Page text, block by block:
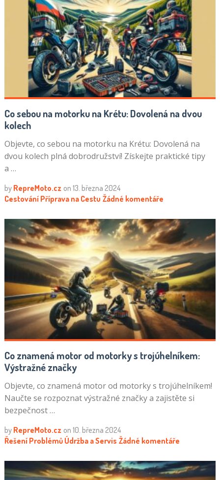
Co sebou na motorku na Krétu: Dovolená na dvou
kolech
Objevte, co sebou na motorku na Krétu: Dovolená na
dvou kolech plná dobrodružství! Získejte praktické tipy
a …
by RepreMoto.cz on 13. března 2024
Cestování Příprava na Cestu Žádné komentáře
Co znamená motor od motorky s trojúhelníkem:
Výstražné značky
Objevte, co znamená motor od motorky s trojúhelníkem!
Naučte se rozpoznat výstražné značky a zajistěte si
bezpečnost …
by RepreMoto.cz on 10. března 2024
Řešení Problémů Údržba a Servis Žádné komentáře